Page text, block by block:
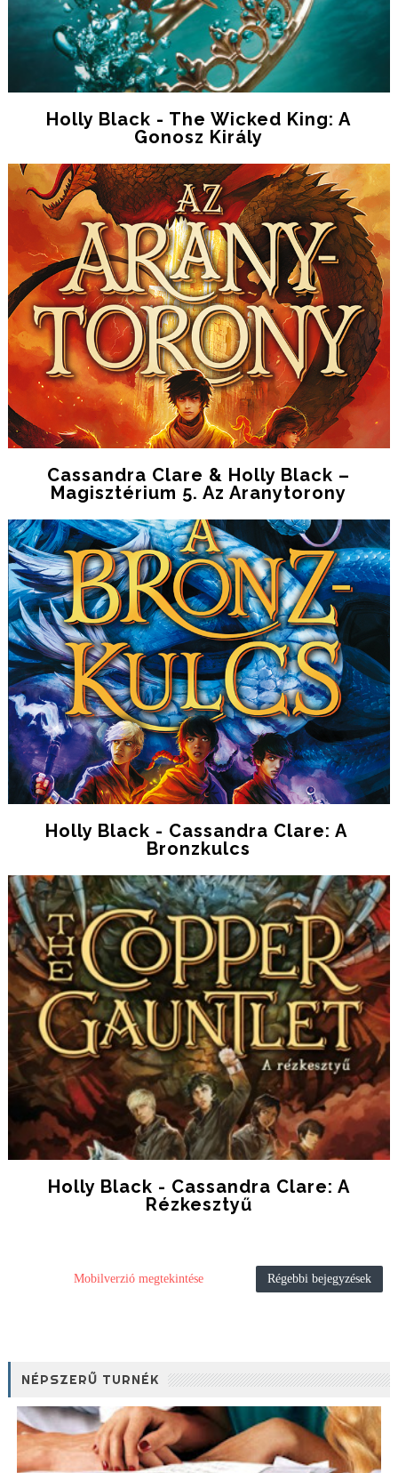
Holly Black - The Wicked King: A
Gonosz Király
Cassandra Clare & Holly Black –
Magisztérium 5. Az Aranytorony
Holly Black - Cassandra Clare: A ​
Bronzkulcs
Holly Black - Cassandra Clare: A
Rézkesztyű
Régebbi bejegyzések
Mobilverzió megtekintése
NÉPSZERŰ TURNÉK